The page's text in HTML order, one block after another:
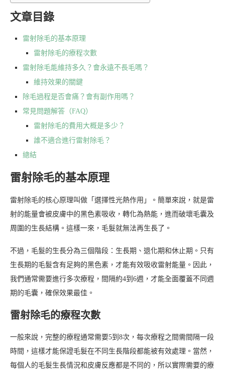
文章目錄
雷射除毛的基本原理
雷射除毛的療程次數
雷射除毛能維持多久？會永遠不長毛嗎？
維持效果的關鍵
除毛過程是否會痛？會有副作用嗎？
常見問題解答（FAQ）
雷射除毛的費用大概是多少？
誰不適合進行雷射除毛？
總結
雷射除毛的基本原理
雷射除毛的核心原理叫做「選擇性光熱作用」。簡單來說，就是雷
射的能量會被皮膚中的黑色素吸收，轉化為熱能，進而破壞毛囊及
周圍的生長結構。這樣一來，毛髮就無法再生長了。
不過，毛髮的生長分為三個階段：生長期、退化期和休止期。只有
生長期的毛髮含有足夠的黑色素，才能有效吸收雷射能量。因此，
我們通常需要進行多次療程，間隔約4到6週，才能全面覆蓋不同週
期的毛囊，確保效果最佳。
雷射除毛的療程次數
一般來說，完整的療程通常需要5到8次，每次療程之間需間隔一段
時間，這樣才能保證毛髮在不同生長階段都能被有效處理。當然，
每個人的毛髮生長情況和皮膚反應都是不同的，所以實際需要的療